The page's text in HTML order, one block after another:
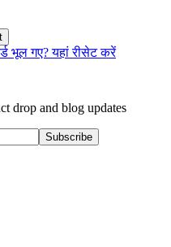
भूल गए? यहां रीसेट करें
drop and blog updates
Subscribe